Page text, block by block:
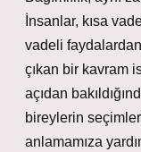
İnsanlar, kısa
vadeli
çıkan bir kavram
açıdan
bireylerin
anlamamıza